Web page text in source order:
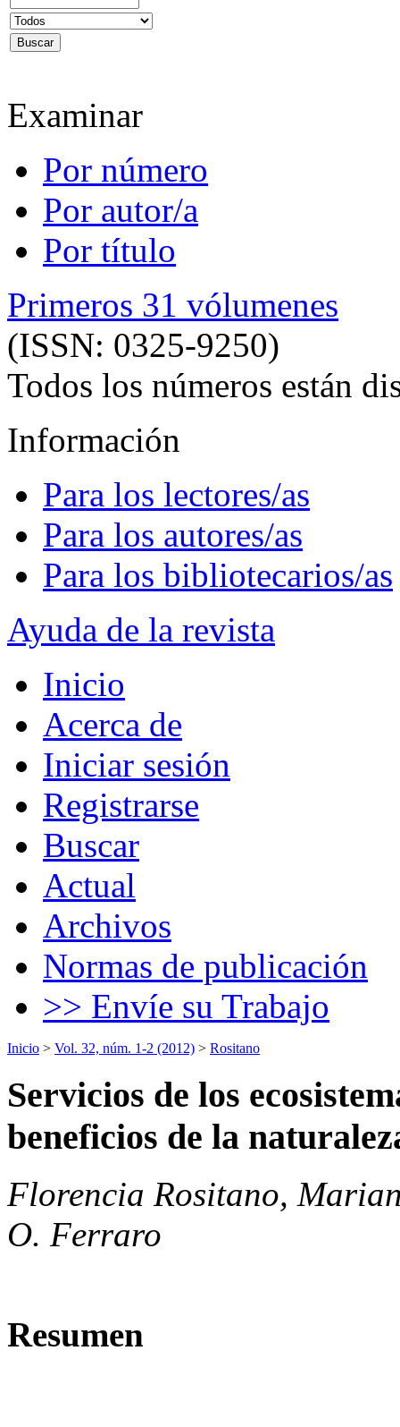
Examinar
Por número
Por autor/a
Por título
Primeros 31 vólumenes
(ISSN: 0325-9250)
Todos los números están
Información
Para los lectores/as
Para los autores/as
Para los bibliotecarios/as
Ayuda de la revista
Inicio
Acerca de
Iniciar sesión
Registrarse
Buscar
Actual
Archivos
Normas de publicación
>> Envíe su Trabajo
Inicio > Vol. 32, núm. 1-2 (2012) > Rositano
Servicios de los
beneficios de la
Florencia Rositano,
O. Ferraro
Resumen